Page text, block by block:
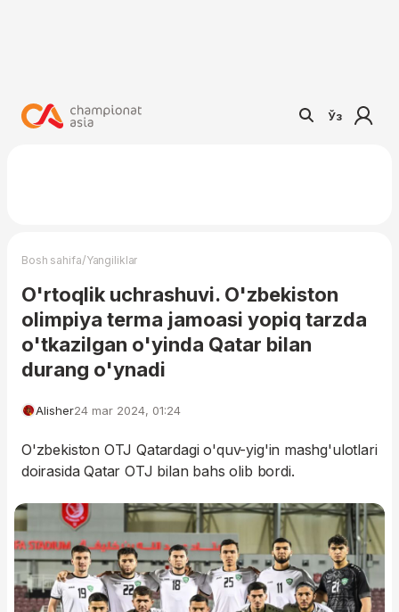
Ўз
Bosh sahifa/Yangiliklar
O'rtoqlik uchrashuvi. O'zbekiston
olimpiya terma jamoasi yopiq tarzda
o'tkazilgan o'yinda Qatar bilan
durang o'ynadi
Alisher24 mar 2024, 01:24
O'zbekiston OTJ Qatardagi o'quv-yig'in mashg'ulotlari
doirasida Qatar OTJ bilan bahs olib bordi.